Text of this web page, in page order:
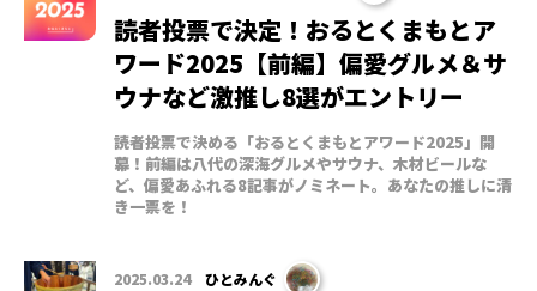
読者投票で決定！おるとくまもとア
ワード2025【前編】偏愛グルメ＆サ
ウナなど激推し8選がエントリー
読者投票で決める「おるとくまもとアワード2025」開
幕！前編は八代の深海グルメやサウナ、木材ビールな
ど、偏愛あふれる8記事がノミネート。あなたの推しに清
き一票を！
2025.03.24 ひとみんぐ